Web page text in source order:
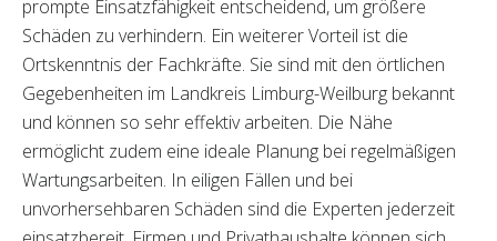
prompte Einsatzfähigkeit entscheidend, um größere
Schäden zu verhindern. Ein weiterer Vorteil ist die
Ortskenntnis der Fachkräfte. Sie sind mit den örtlichen
Gegebenheiten im Landkreis Limburg-Weilburg bekannt
und können so sehr effektiv arbeiten. Die Nähe
ermöglicht zudem eine ideale Planung bei regelmäßigen
Wartungsarbeiten. In eiligen Fällen und bei
unvorhersehbaren Schäden sind die Experten jederzeit